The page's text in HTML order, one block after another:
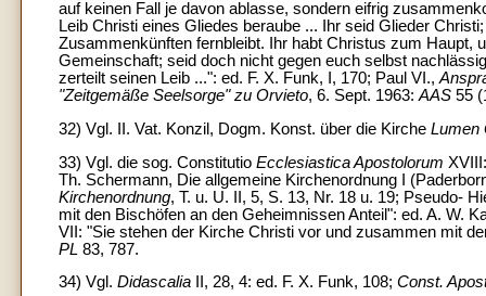
auf keinen Fall je davon ablasse, sondern eifrig
Leib Christi eines Gliedes beraube ... Ihr seid Glieder
Zusammenkünften fernbleibt. Ihr habt Christus zum Haupt,
Gemeinschaft; seid doch nicht gegen euch selbst
zerteilt seinen Leib ...": ed. F. X. Funk, I, 170; Paul VI.,
"Zeitgemäße Seelsorge" zu Orvieto, 6. Sept. 1963:AAS 55
32) Vgl. II. Vat. Konzil, Dogm. Konst. über die Kirche Lumen
33) Vgl. die sog. Constitutio Ecclesiastica Apostolorum
Th. Schermann, Die allgemeine Kirchenordnung I
Kirchenordnung, T. u. U. II, 5, S. 13, Nr. 18 u. 19; Pseudo-
mit den Bischöfen an den Geheimnissen Anteil": ed. A. W.
VII: "Sie stehen der Kirche Christi vor und zusammen mit
PL 83, 787.
34) Vgl. Didascalia II, 28, 4: ed. F. X. Funk, 108; Const.